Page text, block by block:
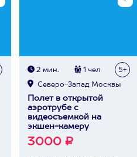
2 мин. 1 чел 5+
Северо-Запад Москвы
Полет в открытой
аэротрубе с
видеосъемкой на
экшен-камеру
3000 ₽